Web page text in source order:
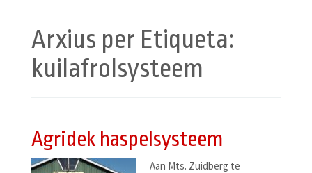
Arxius per Etiqueta:
kuilafrolsysteem
Agridek haspelsysteem
Aan Mts. Zuidberg te